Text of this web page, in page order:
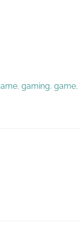
, gaming, game,